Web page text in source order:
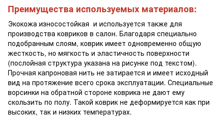
Преимущества используемых материалов:
Экокожа износостойкая и используется также для
производства ковриков в салон. Благодаря специально
подобранным слоям, коврик имеет одновременно общую
жесткость, но мягкость и эластичность поверхности
(послойная структура указана на рисунке под текстом).
Прочная капроновая нить не затирается и имеет исходный
вид на протяжение всего срока эксплуатации. Специальные
ворсинки на обратной стороне коврика не дают ему
скользить по полу. Такой коврик не деформируется как при
высоких, так и низких температурах.